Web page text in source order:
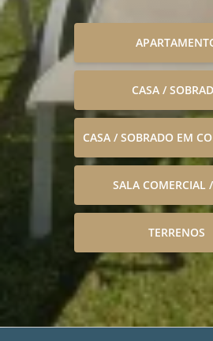
CASA /
CASA / SOBRADO EM
SALA COMERCIAL
TERRENOS